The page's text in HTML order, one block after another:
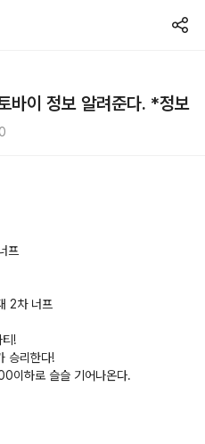
바이 정보 알려준다. *정보
프
2차 너프
!
승리한다!
이하로 슬슬 기어나온다.